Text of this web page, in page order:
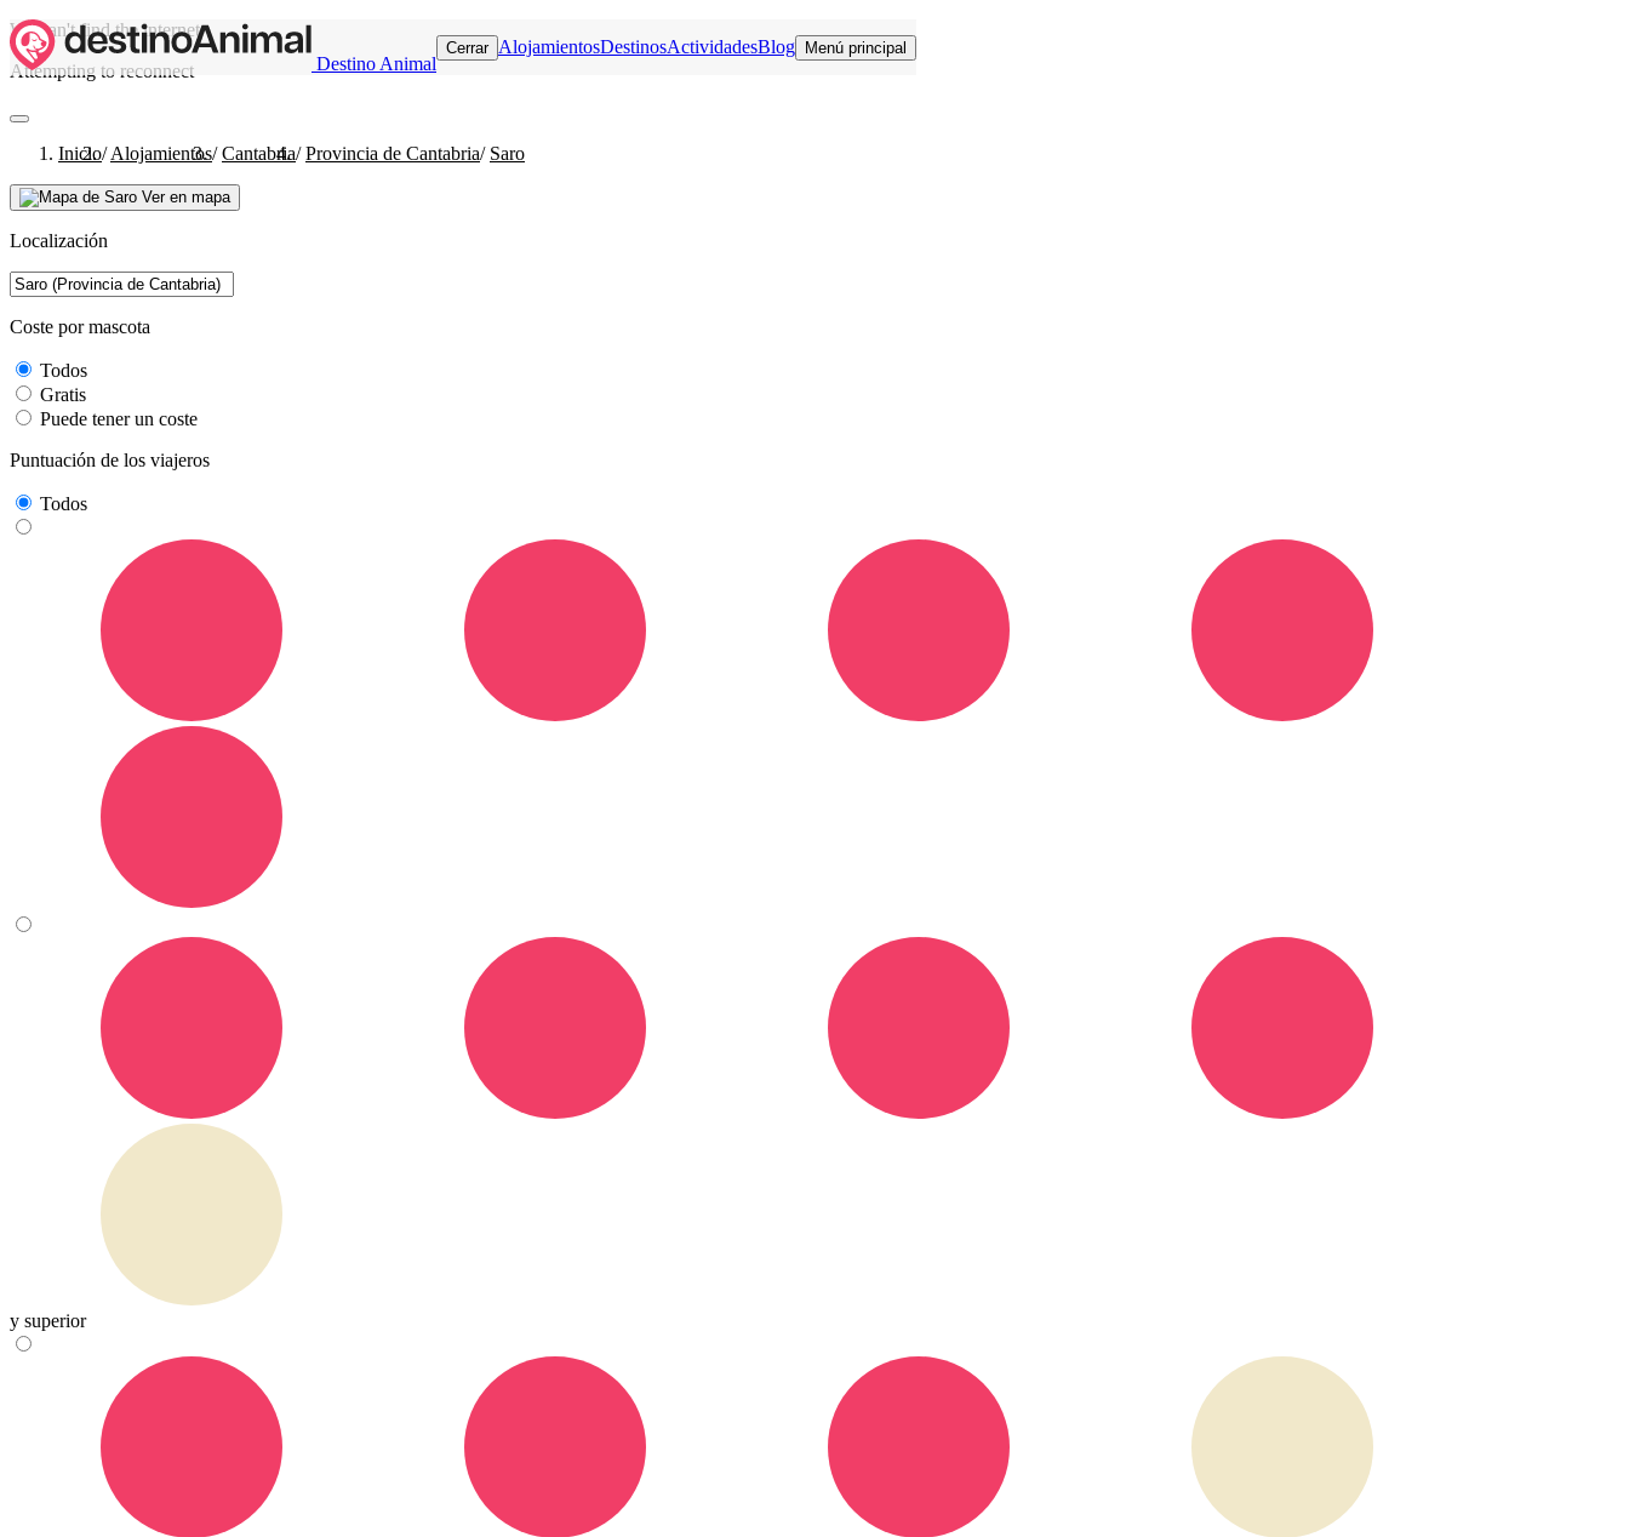
Destino Animal
Cerrar AlojamientosDestinosActividadesBlog Menú principal
We can't find the internet
Attempting to reconnect
Inicio/ Alojamientos/ Cantabria/ Provincia de Cantabria/ Saro
Ver en mapa
Localización
Coste por mascota
Todos
Gratis
Puede tener un coste
Puntuación de los viajeros
Todos
y superior